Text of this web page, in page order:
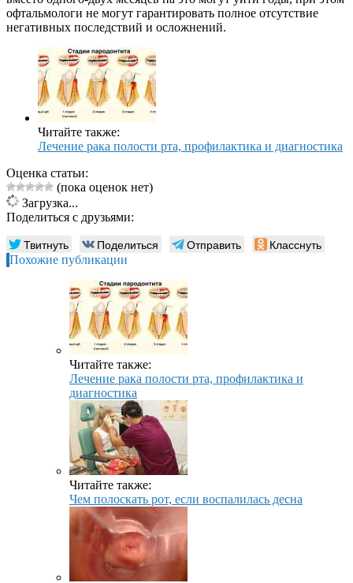
офтальмологи не могут гарантировать полное отсутствие
негативных последствий и осложнений.
Читайте также:
Лечение рака полости рта, профилактика и диагностика
Оценка статьи:
(пока оценок нет)
Загрузка...
Поделиться с друзьями:
Твитнуть Поделиться Отправить Класснуть
Похожие публикации
Читайте также:
Лечение рака полости рта, профилактика и
диагностика
Читайте также:
Чем полоскать рот, если воспалилась десна